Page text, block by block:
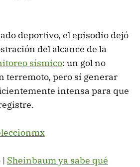
deportivo, el episodio dejó
del alcance de la
sísmico: un gol no
terremoto, pero sí generar
intensa para que
| Sheinbaum ya sabe qué